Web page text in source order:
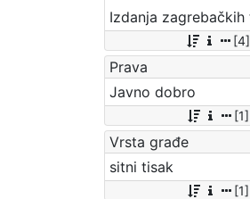
[4]
Prava
Javno dobro
[1]
Vrsta građe
sitni tisak
[1]